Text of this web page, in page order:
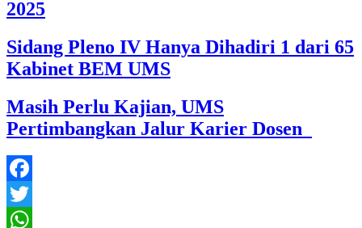
2025
Sidang Pleno IV Hanya Dihadiri 1 dari 65
Kabinet BEM UMS
Masih Perlu Kajian, UMS
Pertimbangkan Jalur Karier Dosen
Facebook
Twitter